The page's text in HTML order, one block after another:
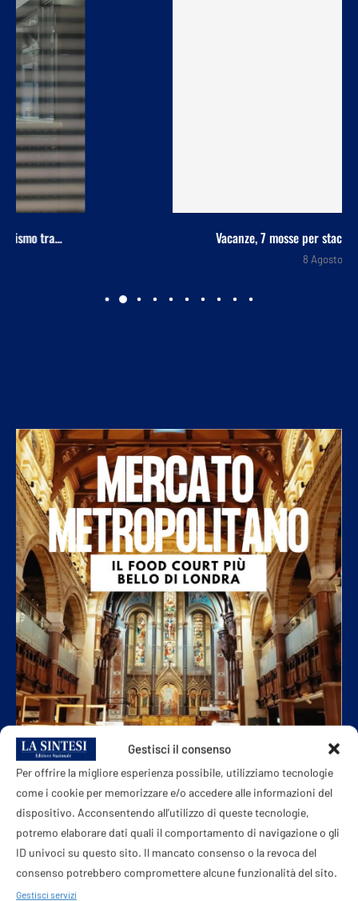
Gestisci il consenso
Per offrire la migliore esperienza possibile, utilizziamo tecnologie
come i cookie per memorizzare e/o accedere alle informazioni del
dispositivo. Acconsentendo all'utilizzo di queste tecnologie,
potremo elaborare dati quali il comportamento di navigazione o gli
ID univoci su questo sito. Il mancato consenso o la revoca del
consenso potrebbero compromettere alcune funzionalità del sito.
Gestisci servizi
Vacanze, 7 mosse per staccare la spina durante...
Morto Rolando D’Angeli, il ‘venditore di stelle’